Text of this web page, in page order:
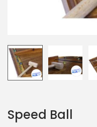
Speed Ball